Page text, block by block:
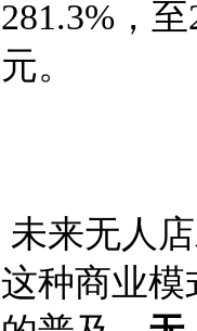
281.3%，
元。
未来无人
这种商业模